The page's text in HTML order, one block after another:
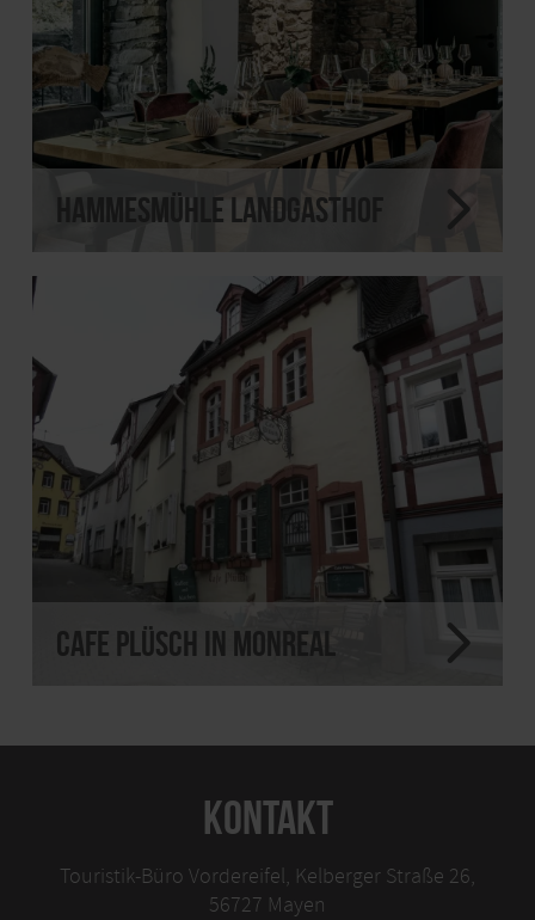
Hammesmühle Landgasthof
Cafe Plüsch in Monreal
KONTAKT
Touristik-Büro Vordereifel, Kelberger Straße 26,
56727 Mayen